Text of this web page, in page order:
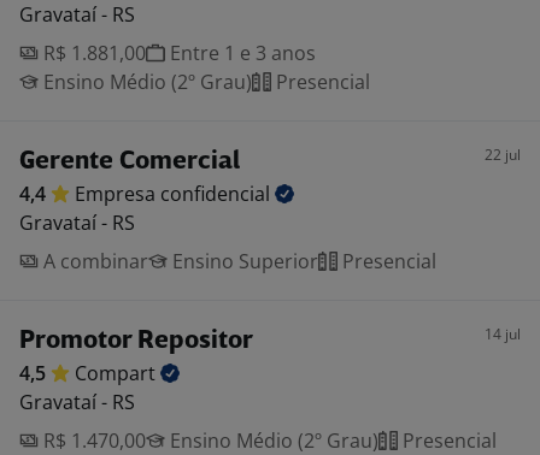
Gravataí - RS
R$ 1.881,00
Entre 1 e 3 anos
Ensino Médio (2º Grau)
Presencial
Gerente Comercial 22 jul
4,4 Empresa confidencial
Gravataí - RS
A combinar
Ensino Superior Presencial
Promotor Repositor 14 jul
4,5
Compart
Gravataí - RS
R$ 1.470,00
Ensino Médio (2º Grau) Presencial